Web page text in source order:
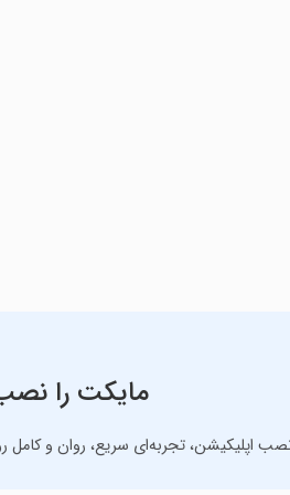
مایکت را
اپلیکیشن، تجربه‌ای سریع، روان و کامل